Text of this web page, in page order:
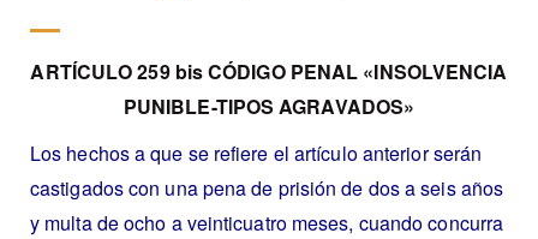
ARTÍCULO 259 bis CÓDIGO PENAL «INSOLVENCIA
PUNIBLE-TIPOS AGRAVADOS»
Los hechos a que se refiere el artículo anterior serán
castigados con una pena de prisión de dos a seis años
y multa de ocho a veinticuatro meses, cuando concurra